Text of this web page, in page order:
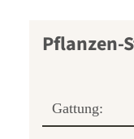
Pflanzen-
Gattung: